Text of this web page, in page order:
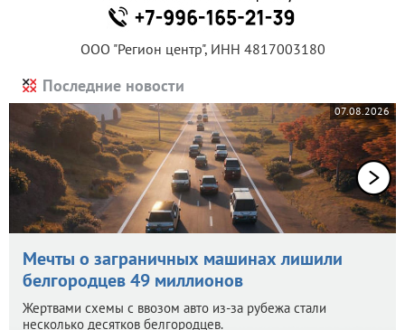
ООО "Регион центр", ИНН 4817003180
Последние новости
07.08.2026
Мечты о заграничных машинах лишили
белгородцев 49 миллионов
Жертвами схемы с ввозом авто из-за рубежа стали
несколько десятков белгородцев.